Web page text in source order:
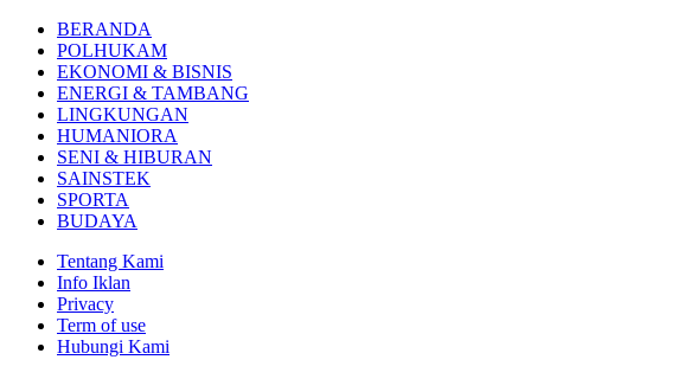
BERANDA
POLHUKAM
EKONOMI & BISNIS
ENERGI & TAMBANG
LINGKUNGAN
HUMANIORA
SENI & HIBURAN
SAINSTEK
SPORTA
BUDAYA
Tentang Kami
Info Iklan
Privacy
Term of use
Hubungi Kami